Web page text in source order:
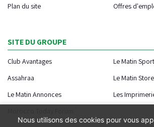
Plan du site
Offres
SITE DU GROUPE
Club Avantages
Le Matin
Assahraa
Le Matin Store
Le Matin Annonces
Les
Nous utilisons des cookies pour vous